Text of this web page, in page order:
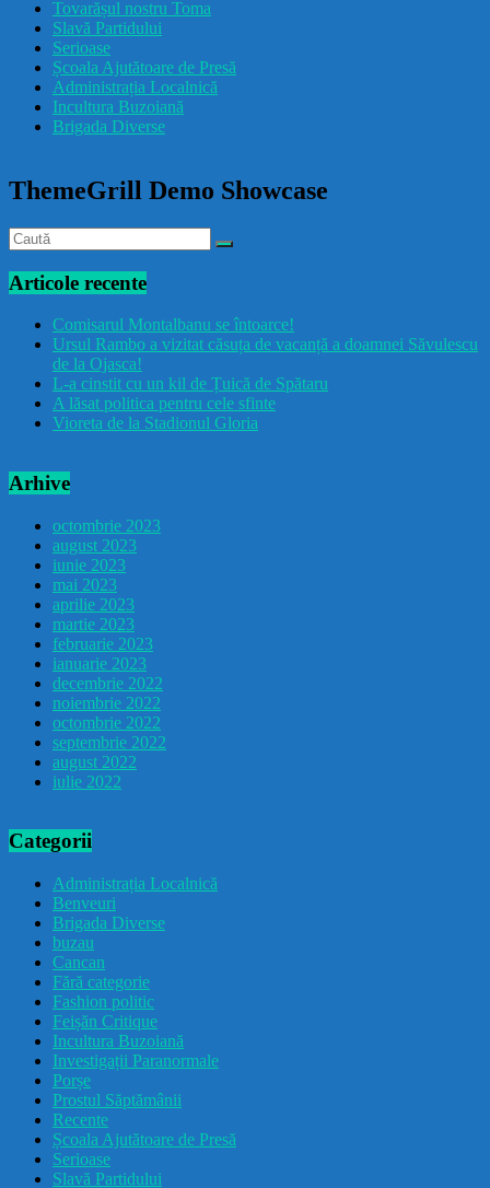
drăcușorulbuzoian
Tovarășul nostru Toma
Slavă Partidului
Serioase
Școala Ajutătoare de Presă
Administrația Localnică
Incultura Buzoiană
Brigada Diverse
ThemeGrill Demo Showcase
Articole recente
Comisarul Montalbanu se întoarce!
Ursul Rambo a vizitat căsuța de vacanță a doamnei Săvulescu
de la Ojasca!
L-a cinstit cu un kil de Țuică de Spătaru
A lăsat politica pentru cele sfinte
Vioreta de la Stadionul Gloria
Arhive
octombrie 2023
august 2023
iunie 2023
mai 2023
aprilie 2023
martie 2023
februarie 2023
ianuarie 2023
decembrie 2022
noiembrie 2022
octombrie 2022
septembrie 2022
august 2022
iulie 2022
Categorii
Administrația Localnică
Benveuri
Brigada Diverse
buzau
Cancan
Fără categorie
Fashion politic
Feișăn Critique
Incultura Buzoiană
Investigații Paranormale
Porșe
Prostul Săptămânii
Recente
Școala Ajutătoare de Presă
Serioase
Slavă Partidului